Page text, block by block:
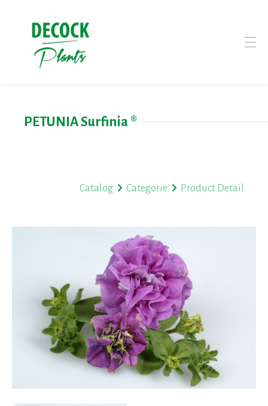
PETUNIA Surfinia ®
Catalog Categorie Product Detail